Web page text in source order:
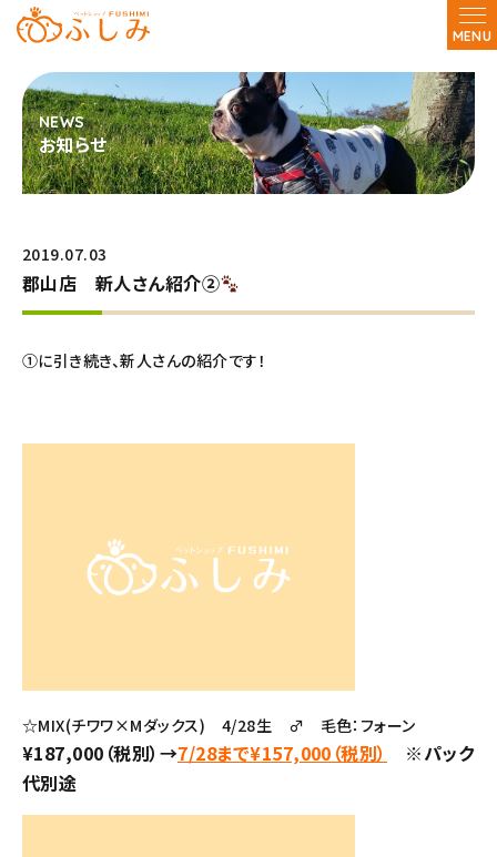
MENU
お知らせ
2019.07.03
郡山店 新人さん紹介②
①に引き続き、新人さんの紹介です！
☆MIX(チワワ×Mダックス) 4/28生 ♂ 毛色：フォーン
¥187,000（税別）→7/28まで¥157,000（税別）
※パック
代別途